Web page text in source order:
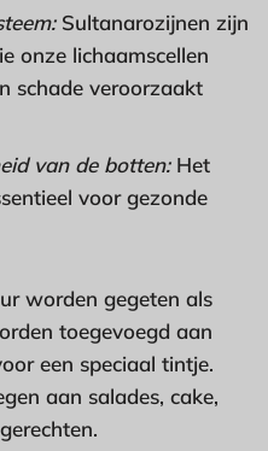
Sultanarozijnen zijn
onze lichaamscellen
schade veroorzaakt
van de botten:Het
voor gezonde
worden gegeten als
toegevoegd aan
een speciaal tintje.
aan salades, cake,